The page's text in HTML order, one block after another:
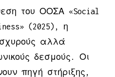
του ΟΟΣΑ «Social
(2025), η
αλλά
δεσμούς. Οι
πηγή στήριξης,